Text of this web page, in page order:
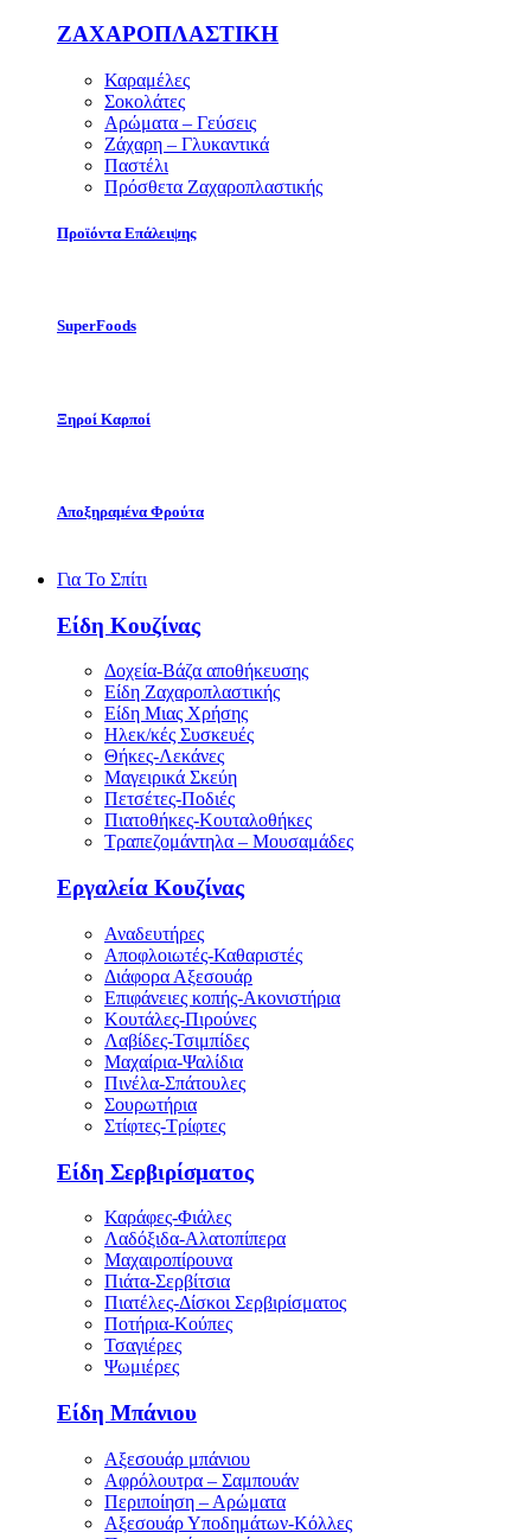
ΖΑΧΑΡΟΠΛΑΣΤΙΚΗ
Καραμέλες
Σοκολάτες
Αρώματα – Γεύσεις
Ζάχαρη – Γλυκαντικά
Παστέλι
Πρόσθετα Ζαχαροπλαστικής
Προϊόντα Επάλειψης
SuperFoods
Ξηροί Καρποί
Αποξηραμένα Φρούτα
Για Το Σπίτι
Είδη Κουζίνας
Δοχεία-Βάζα αποθήκευσης
Είδη Ζαχαροπλαστικής
Είδη Μιας Χρήσης
Ηλεκ/κές Συσκευές
Θήκες-Λεκάνες
Μαγειρικά Σκεύη
Πετσέτες-Ποδιές
Πιατοθήκες-Κουταλοθήκες
Τραπεζομάντηλα – Μουσαμάδες
Εργαλεία Κουζίνας
Αναδευτήρες
Αποφλοιωτές-Καθαριστές
Διάφορα Αξεσουάρ
Επιφάνειες κοπής-Ακονιστήρια
Κουτάλες-Πιρούνες
Λαβίδες-Τσιμπίδες
Μαχαίρια-Ψαλίδια
Πινέλα-Σπάτουλες
Σουρωτήρια
Στίφτες-Τρίφτες
Είδη Σερβιρίσματος
Καράφες-Φιάλες
Λαδόξιδα-Αλατοπίπερα
Μαχαιροπίρουνα
Πιάτα-Σερβίτσια
Πιατέλες-Δίσκοι Σερβιρίσματος
Ποτήρια-Κούπες
Τσαγιέρες
Ψωμιέρες
Είδη Μπάνιου
Αξεσουάρ μπάνιου
Αφρόλουτρα – Σαμπουάν
Περιποίηση – Αρώματα
Αξεσουάρ Υποδημάτων-Κόλλες